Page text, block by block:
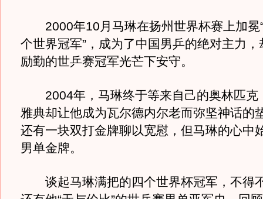
2000年10月马琳在扬州世界杯赛上加冕
个世界冠军”，成为了中国男乒的绝对主力
励勤的世乒赛冠军光芒下安守。
2004年，马琳终于等来自己的奥林匹克
雅典却让他成为瓦尔德内尔老而弥坚神话的
还有一块双打金牌聊以宽慰，但马琳的心中
男单金牌。
谈起马琳满把的四个世界杯冠军，不得